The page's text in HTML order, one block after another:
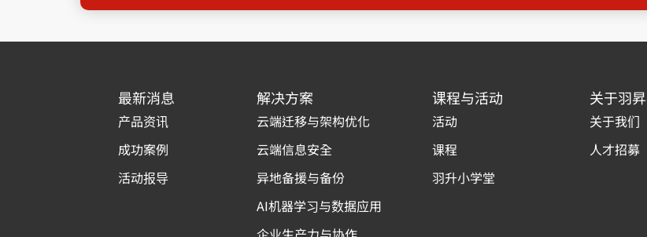
最新消息
产品资讯
成功案例
活动报导
解决方案
云端迁移与架构优化
云端信息安全
异地备援与备份
AI机器学习与数据应用
课程与活动
活动
课程
羽升小学堂
关于羽昇
关于我们
人才招募